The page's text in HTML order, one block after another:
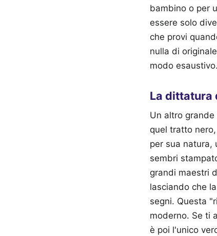
bambino o per
essere solo
che provi
nulla di
modo esaustivo.
La dittatura
Un altro
quel tratto
per sua natura,
sembri
grandi maestri
lasciando che
segni. Questa
moderno. Se ti
è poi l'unico